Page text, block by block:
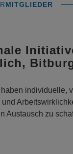
MITGLIEDER
individuelle,
Austausch zu